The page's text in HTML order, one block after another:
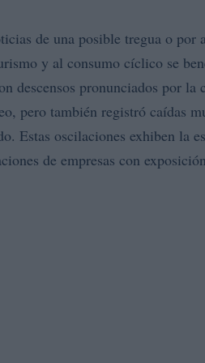
de una posible tregua o por
y al consumo cíclico se
descensos pronunciados por la
pero también registró caídas
Estas oscilaciones exhiben la
de empresas con